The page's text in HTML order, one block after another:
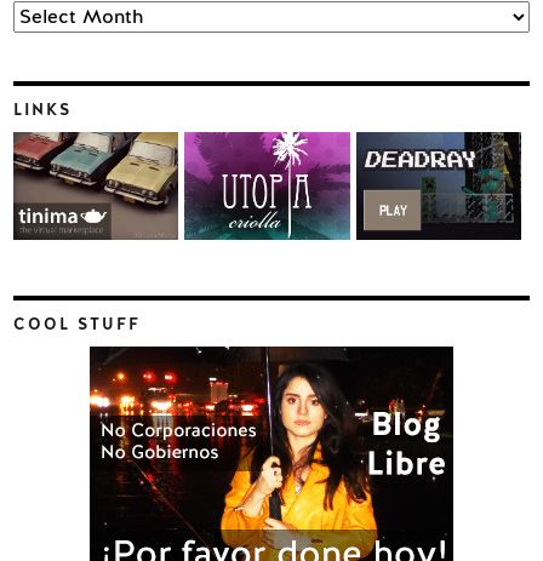
Archives
LINKS
COOL STUFF